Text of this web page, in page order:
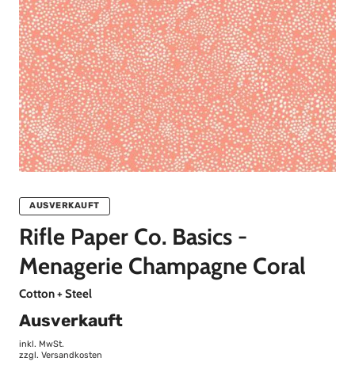
AUSVERKAUFT
Rifle Paper Co. Basics -
Menagerie Champagne Coral
Cotton + Steel
Ausverkauft
inkl. MwSt.
zzgl. Versandkosten